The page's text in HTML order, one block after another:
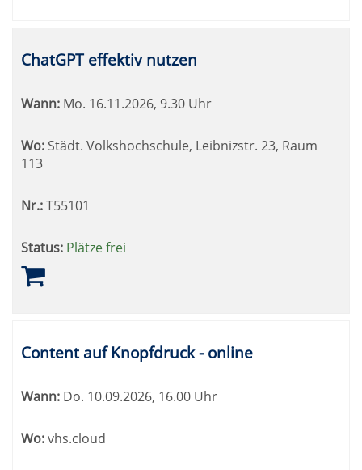
ChatGPT effektiv nutzen
Wann: Mo. 16.11.2026, 9.30 Uhr
Wo: Städt. Volkshochschule, Leibnizstr. 23, Raum
113
Nr.:T55101
Status: Plätze frei
Content auf Knopfdruck - online
Wann: Do. 10.09.2026, 16.00 Uhr
Wo:vhs.cloud